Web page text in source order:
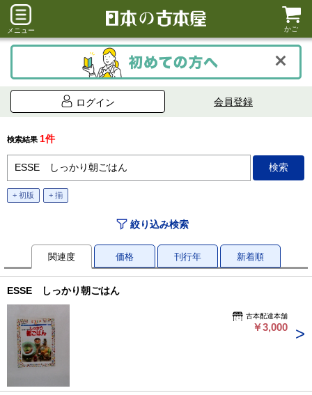
メニュー かご
ログイン 会員登録
検索結果 1件
+ 初版 + 揃
絞り込み検索
関連度 価格 刊行年 新着順
ESSE しっかり朝ごはん
古本配達本舗
￥3,000